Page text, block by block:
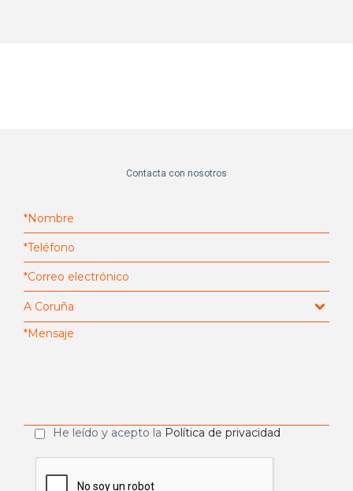
Contacta con nosotros
He leído y acepto la Política de privacidad